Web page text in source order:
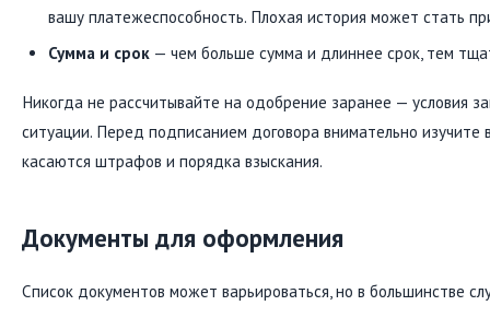
вашу платежеспособность. Плохая история может стать
Сумма и срок — чем больше сумма и длиннее срок, тем
Никогда не рассчитывайте на одобрение заранее — условия
ситуации. Перед подписанием договора внимательно изучите
касаются штрафов и порядка взыскания.
Документы для оформления
Список документов может варьироваться, но в большинстве